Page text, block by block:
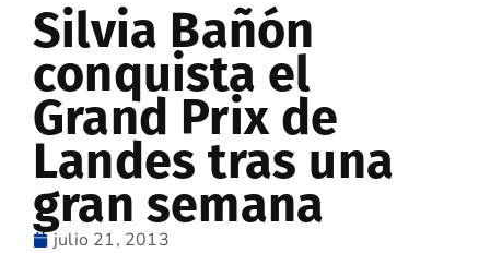
Silvia Bañón
conquista el
Grand Prix de
Landes tras una
gran semana
julio 21, 2013